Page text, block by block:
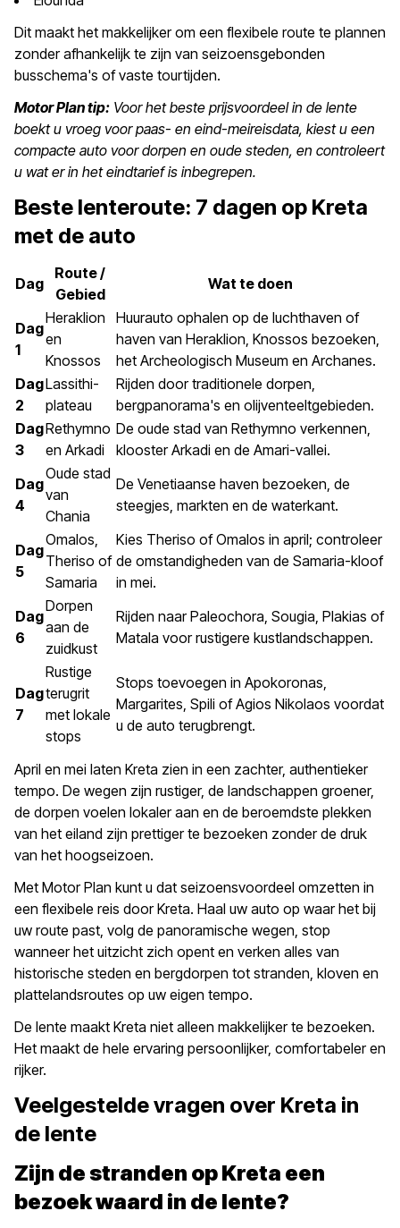
Dit maakt het makkelijker om een flexibele route te plannen
zonder afhankelijk te zijn van seizoensgebonden
busschema's of vaste tourtijden.
Motor Plan tip: Voor het beste prijsvoordeel in de lente
boekt u vroeg voor paas- en eind-meireisdata, kiest u een
compacte auto voor dorpen en oude steden, en controleert
u wat er in het eindtarief is inbegrepen.
Beste lenteroute: 7 dagen op Kreta
met de auto
Dag
Route /
Gebied
Wat te doen
Dag
1
Heraklion
en
Knossos
Huurauto ophalen op de luchthaven of
haven van Heraklion, Knossos bezoeken,
het Archeologisch Museum en Archanes.
Dag
2
Lassithi-
plateau
Rijden door traditionele dorpen,
bergpanorama's en olijventeeltgebieden.
Dag
3
Rethymno
en Arkadi
De oude stad van Rethymno verkennen,
klooster Arkadi en de Amari-vallei.
Dag
4
Oude stad
van
Chania
De Venetiaanse haven bezoeken, de
steegjes, markten en de waterkant.
Dag
5
Omalos,
Theriso of
Samaria
Kies Theriso of Omalos in april; controleer
de omstandigheden van de Samaria-kloof
in mei.
Dag
6
Dorpen
aan de
zuidkust
Rijden naar Paleochora, Sougia, Plakias of
Matala voor rustigere kustlandschappen.
Dag
7
Rustige
terugrit
met lokale
stops
Stops toevoegen in Apokoronas,
Margarites, Spili of Agios Nikolaos voordat
u de auto terugbrengt.
April en mei laten Kreta zien in een zachter, authentieker
tempo. De wegen zijn rustiger, de landschappen groener,
de dorpen voelen lokaler aan en de beroemdste plekken
van het eiland zijn prettiger te bezoeken zonder de druk
van het hoogseizoen.
Met Motor Plan kunt u dat seizoensvoordeel omzetten in
een flexibele reis door Kreta. Haal uw auto op waar het bij
uw route past, volg de panoramische wegen, stop
wanneer het uitzicht zich opent en verken alles van
historische steden en bergdorpen tot stranden, kloven en
plattelandsroutes op uw eigen tempo.
De lente maakt Kreta niet alleen makkelijker te bezoeken.
Het maakt de hele ervaring persoonlijker, comfortabeler en
rijker.
Veelgestelde vragen over Kreta in
de lente
Zijn de stranden op Kreta een
bezoek waard in de lente?